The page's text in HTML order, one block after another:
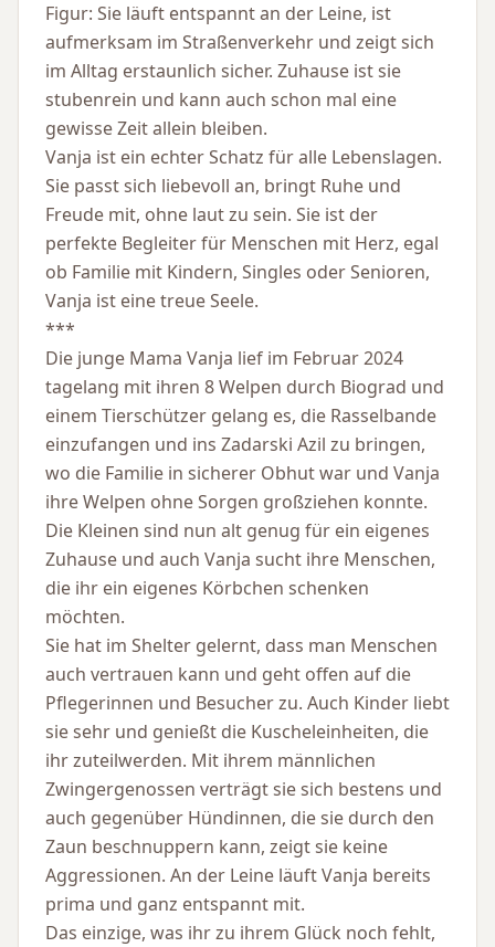
Figur: Sie läuft entspannt an der Leine, ist
aufmerksam im Straßenverkehr und zeigt sich
im Alltag erstaunlich sicher. Zuhause ist sie
stubenrein und kann auch schon mal eine
gewisse Zeit allein bleiben.
Vanja ist ein echter Schatz für alle Lebenslagen.
Sie passt sich liebevoll an, bringt Ruhe und
Freude mit, ohne laut zu sein. Sie ist der
perfekte Begleiter für Menschen mit Herz, egal
ob Familie mit Kindern, Singles oder Senioren,
Vanja ist eine treue Seele.
***
Die junge Mama Vanja lief im Februar 2024
tagelang mit ihren 8 Welpen durch Biograd und
einem Tierschützer gelang es, die Rasselbande
einzufangen und ins Zadarski Azil zu bringen,
wo die Familie in sicherer Obhut war und Vanja
ihre Welpen ohne Sorgen großziehen konnte.
Die Kleinen sind nun alt genug für ein eigenes
Zuhause und auch Vanja sucht ihre Menschen,
die ihr ein eigenes Körbchen schenken
möchten.
Sie hat im Shelter gelernt, dass man Menschen
auch vertrauen kann und geht offen auf die
Pflegerinnen und Besucher zu. Auch Kinder liebt
sie sehr und genießt die Kuscheleinheiten, die
ihr zuteilwerden. Mit ihrem männlichen
Zwingergenossen verträgt sie sich bestens und
auch gegenüber Hündinnen, die sie durch den
Zaun beschnuppern kann, zeigt sie keine
Aggressionen. An der Leine läuft Vanja bereits
prima und ganz entspannt mit.
Das einzige, was ihr zu ihrem Glück noch fehlt,